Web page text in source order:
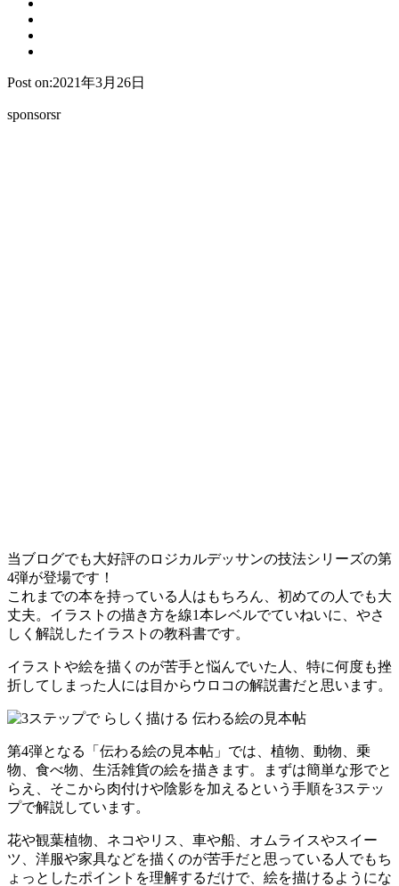
Post on:2021年3月26日
sponsorsr
当ブログでも大好評のロジカルデッサンの技法シリーズの第
4弾が登場です！
これまでの本を持っている人はもちろん、初めての人でも大
丈夫。イラストの描き方を線1本レベルでていねいに、やさ
しく解説したイラストの教科書です。
イラストや絵を描くのが苦手と悩んでいた人、特に何度も挫
折してしまった人には目からウロコの解説書だと思います。
第4弾となる「伝わる絵の見本帖」では、植物、動物、乗
物、食べ物、生活雑貨の絵を描きます。まずは簡単な形でと
らえ、そこから肉付けや陰影を加えるという手順を3ステッ
プで解説しています。
花や観葉植物、ネコやリス、車や船、オムライスやスイー
ツ、洋服や家具などを描くのが苦手だと思っている人でもち
ょっとしたポイントを理解するだけで、絵を描けるようにな